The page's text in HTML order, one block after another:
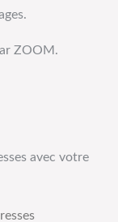
ZOOM.
avec votre